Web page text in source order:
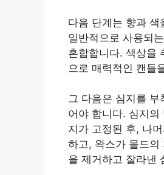
다음 단계는 향과
일반적으로 사용되
혼합합니다. 색상을
으로 매력적인 캔들
그 다음은 심지를 부
어야 합니다. 심지
지가 고정된 후, 나
하고, 왁스가 몰드의
을 제거하고 잘라낸